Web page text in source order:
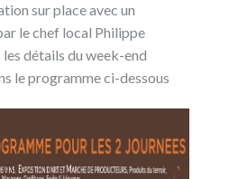
sur place avec un
le chef local Philippe
les détails du week-end
le programme ci-dessous